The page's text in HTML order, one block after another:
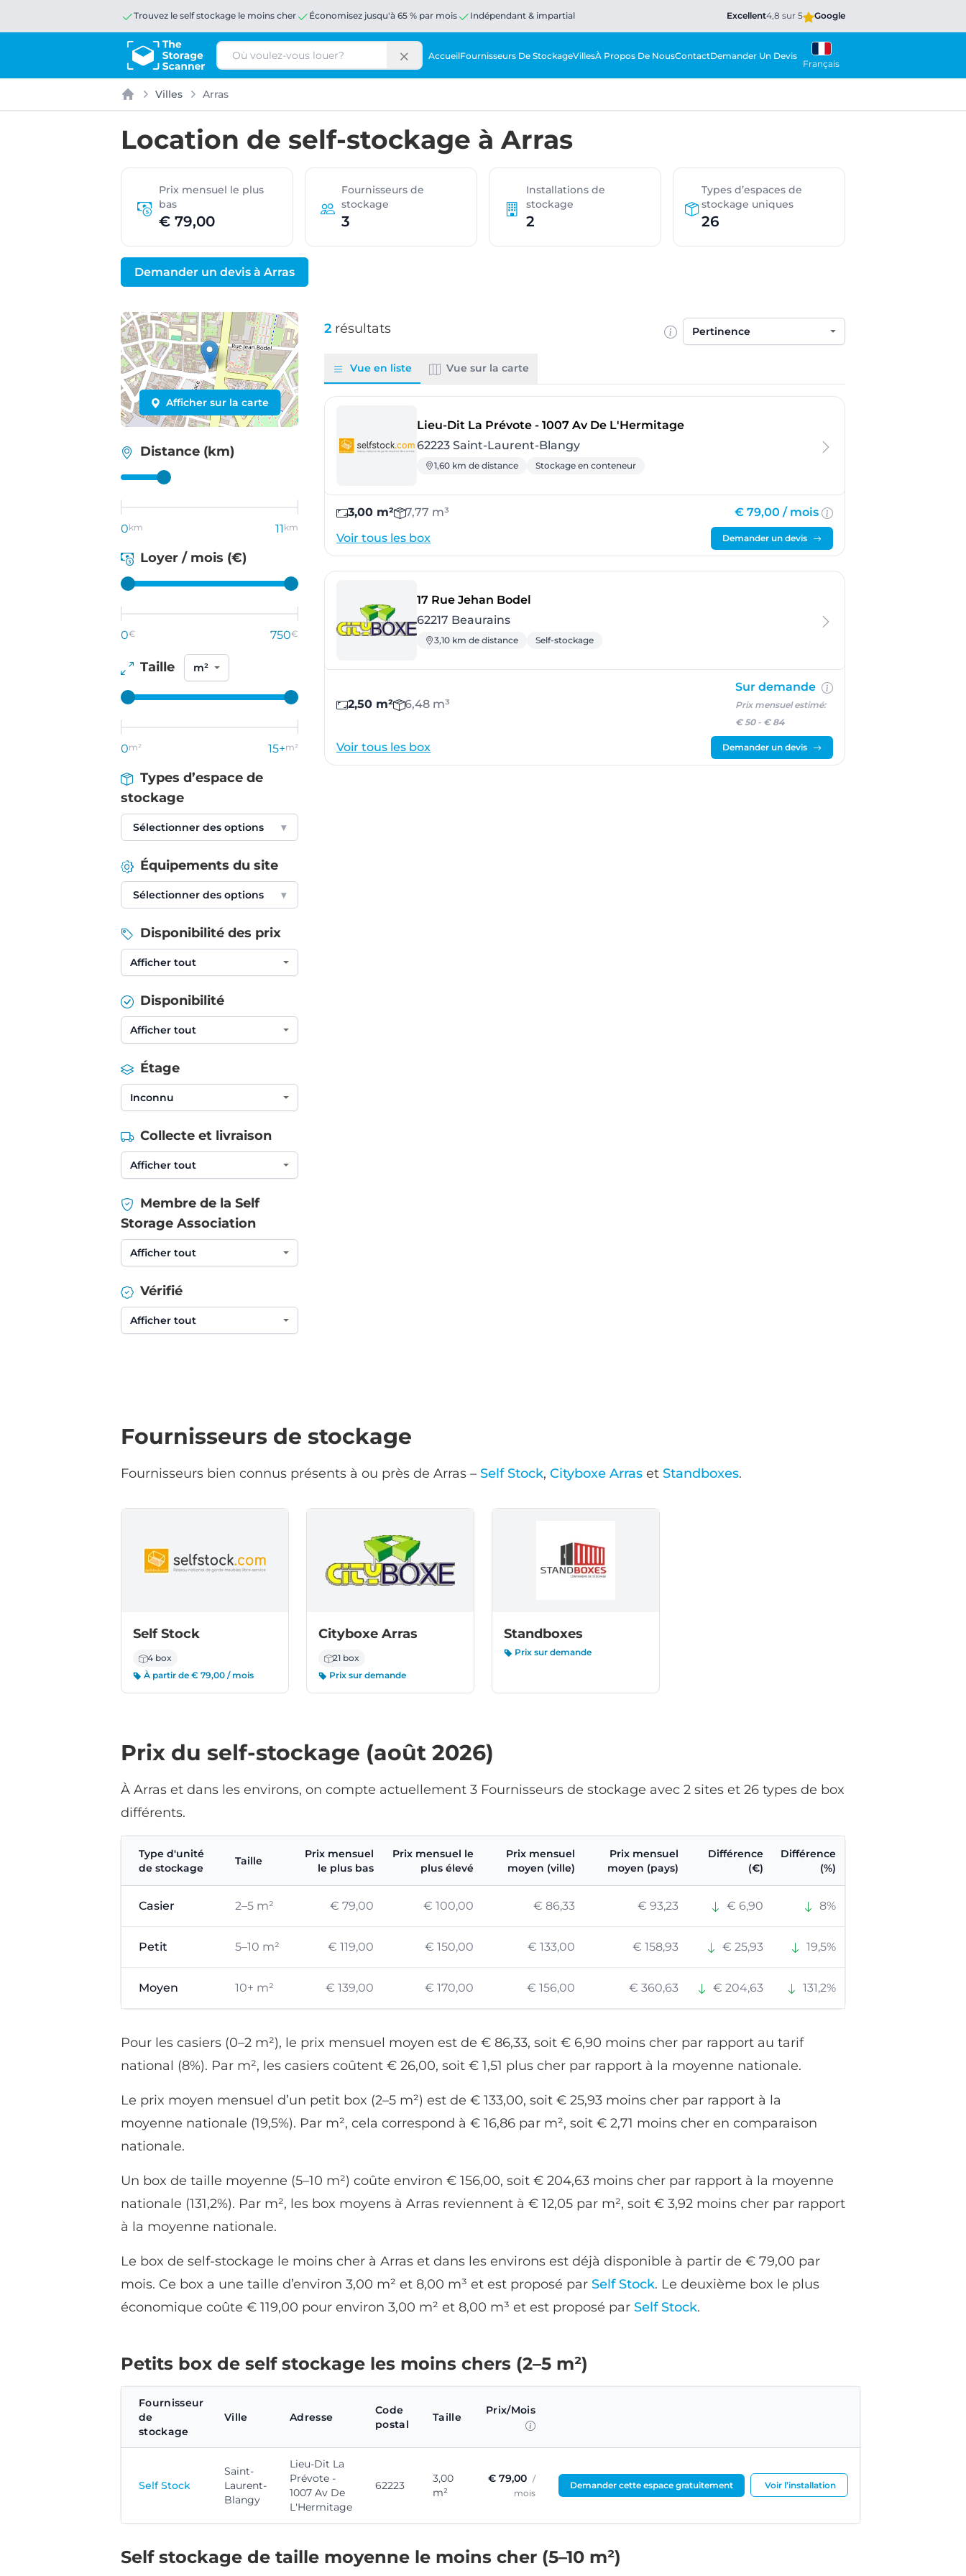
Trouvez le self stockage le moins cher Économisez jusqu'à 65 % par mois Indépendant & impartial Excellent4,8 sur 5 Google
Rechercher AccueilFournisseurs De StockageVillesÀ Propos De NousContactDemander Un Devis
Français
Accueil
Villes Arras
Location de self-stockage à Arras
Prix mensuel le plus
bas
€ 79,00
Fournisseurs de
stockage
3
Installations de
stockage
2
Types d’espaces de
stockage uniques
26
Demander un devis à Arras
2 résultats
Trier par
Vue en liste Vue sur la carte
Lieu-Dit La Prévote - 1007 Av De L'Hermitage- Saint-Laurent-Blangy
62223 Saint-Laurent-Blangy
1,60 km de distance Stockage en conteneur
3,00 m² 7,77 m³ € 79,00 / mois
Voir tous les box
Demander un devis
17 Rue Jehan Bodel
62217 Beaurains
3,10 km de distance Self-stockage
2,50 m² 6,48 m³
Sur demande
Prix mensuel estimé:
€ 50- € 84
Voir tous les box Demander un devis
Afficher sur la carte
Distance (km)
0km 11 km
Loyer / mois (€)
0€ 750€
Taille
0m² 15+m²
Types d’espace de
stockage
Sélectionner des options ▾
Équipements du site
Sélectionner des options ▾
Disponibilité des prix
Disponibilité
Étage
Collecte et livraison
Membre de la Self
Storage Association
Vérifié
Fournisseurs de stockage
Fournisseurs bien connus présents à ou près de Arras – Self Stock, Cityboxe Arras et Standboxes.
Self Stock
4 box
À partir de € 79,00 / mois
Cityboxe Arras
21 box
Prix sur demande
Standboxes
Prix sur demande
Prix du self-stockage (août 2026)
À Arras et dans les environs, on compte actuellement 3 Fournisseurs de stockage avec 2 sites et 26 types de box
différents.
Type d'unité
de stockage
Taille
Prix mensuel
le plus bas
Prix mensuel le
plus élevé
Prix mensuel
moyen (ville)
Prix mensuel
moyen (pays)
Différence
(€)
Différence
(%)
Casier 2–5 m² € 79,00 € 100,00 € 86,33 € 93,23 € 6,90 8%
Petit 5–10 m² € 119,00 € 150,00 € 133,00 € 158,93 € 25,93 19,5%
Moyen 10+ m² € 139,00 € 170,00 € 156,00 € 360,63 € 204,63 131,2%
Pour les casiers (0–2 m²), le prix mensuel moyen est de € 86,33, soit € 6,90 moins cher par rapport au tarif
national (8%). Par m², les casiers coûtent € 26,00, soit € 1,51 plus cher par rapport à la moyenne nationale.
Le prix moyen mensuel d’un petit box (2–5 m²) est de € 133,00, soit € 25,93 moins cher par rapport à la
moyenne nationale (19,5%). Par m², cela correspond à € 16,86 par m², soit € 2,71 moins cher en comparaison
nationale.
Un box de taille moyenne (5–10 m²) coûte environ € 156,00, soit € 204,63 moins cher par rapport à la moyenne
nationale (131,2%). Par m², les box moyens à Arras reviennent à € 12,05 par m², soit € 3,92 moins cher par rapport
à la moyenne nationale.
Le box de self-stockage le moins cher à Arras et dans les environs est déjà disponible à partir de € 79,00 par
mois. Ce box a une taille d’environ 3,00 m² et 8,00 m³ et est proposé par Self Stock. Le deuxième box le plus
économique coûte € 119,00 pour environ 3,00 m² et 8,00 m³ et est proposé par Self Stock.
Petits box de self stockage les moins chers (2–5 m²)
Fournisseur
de
stockage
Ville Adresse
Code
postal
Taille
Prix/Mois
Self Stock
Saint-
Laurent-
Blangy
Lieu-Dit La
Prévote -
1007 Av De
L'Hermitage
62223
3,00
m²
€ 79,00 /
mois
Demander cette espace gratuitement Voir l’installation
Self stockage de taille moyenne le moins cher (5–10 m²)